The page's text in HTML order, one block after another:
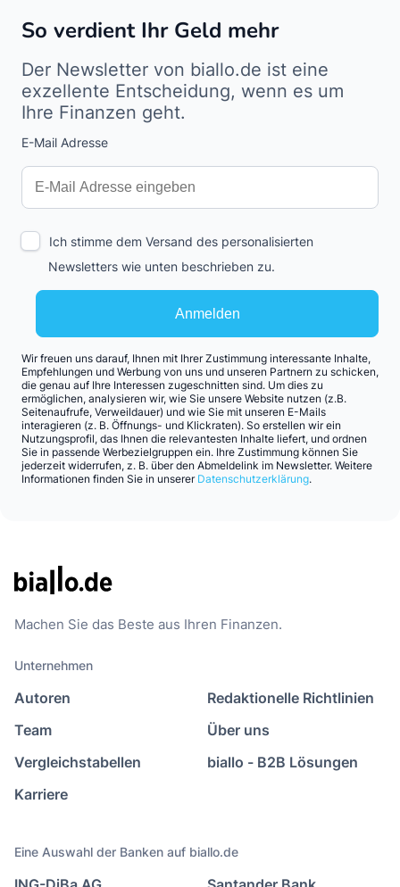
So verdient Ihr Geld mehr
Der Newsletter von biallo.de ist eine
exzellente Entscheidung, wenn es um
Ihre Finanzen geht.
E-Mail Adresse
Interests
Amount
Anmelden
Ich stimme dem Versand des personalisierten
Newsletters wie unten beschrieben zu.
Wir freuen uns darauf, Ihnen mit Ihrer Zustimmung interessante Inhalte,
Empfehlungen und Werbung von uns und unseren Partnern zu schicken,
die genau auf Ihre Interessen zugeschnitten sind. Um dies zu
ermöglichen, analysieren wir, wie Sie unsere Website nutzen (z.B.
Seitenaufrufe, Verweildauer) und wie Sie mit unseren E-Mails
interagieren (z. B. Öffnungs- und Klickraten). So erstellen wir ein
Nutzungsprofil, das Ihnen die relevantesten Inhalte liefert, und ordnen
Sie in passende Werbezielgruppen ein. Ihre Zustimmung können Sie
jederzeit widerrufen, z. B. über den Abmeldelink im Newsletter. Weitere
Informationen finden Sie in unserer Datenschutzerklärung.
Machen Sie das Beste aus Ihren Finanzen.
Unternehmen
Autoren
Team
Vergleichstabellen
Karriere
Redaktionelle Richtlinien
Über uns
biallo - B2B Lösungen
Eine Auswahl der Banken auf biallo.de